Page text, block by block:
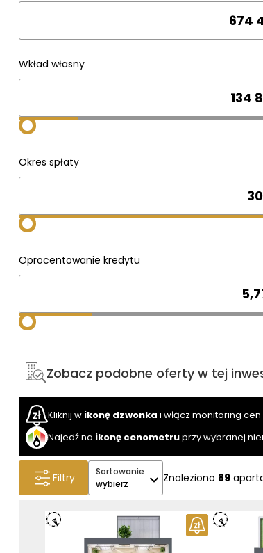
Wkład własny
Okres spłaty
Oprocentowanie kredytu
Zobacz podobne oferty w tej
Kliknij w ikonę dzwonka i włącz monitoring
Najedź na ikonę cenometruprzy wybranej
Filtry
Sortowanie
wybierz
Znaleziono 89